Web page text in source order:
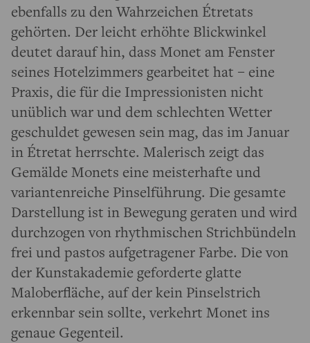
ebenfalls zu den Wahrzeichen Étretats
gehörten. Der leicht erhöhte Blickwinkel
deutet darauf hin, dass Monet am Fenster
seines Hotelzimmers gearbeitet hat – eine
Praxis, die für die Impressionisten nicht
unüblich war und dem schlechten Wetter
geschuldet gewesen sein mag, das im Januar
in Étretat herrschte. Malerisch zeigt das
Gemälde Monets eine meisterhafte und
variantenreiche Pinselführung. Die gesamte
Darstellung ist in Bewegung geraten und wird
durchzogen von rhythmischen Strichbündeln
frei und pastos aufgetragener Farbe. Die von
der Kunstakademie geforderte glatte
Maloberfläche, auf der kein Pinselstrich
erkennbar sein sollte, verkehrt Monet ins
genaue Gegenteil.